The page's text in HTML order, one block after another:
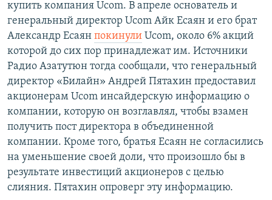
купить компания Ucom. В апреле основатель и
генеральный директор Ucom Айк Есаян и его брат
Александр Есаян покинули Ucom, около 6% акций
которой до сих пор принадлежат им. Источники
Радио Азатутюн тогда сообщали, что генеральный
директор «Билайн» Андрей Пятахин предоставил
акционерам Ucom инсайдерскую информацию о
компании, которую он возглавлял, чтобы взамен
получить пост директора в объединенной
компании. Кроме того, братья Есаян не согласились
на уменьшение своей доли, что произошло бы в
результате инвестиций акционеров с целью
слияния. Пятахин опроверг эту информацию.